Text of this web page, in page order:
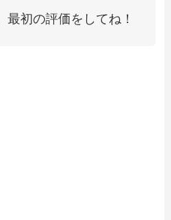
最初の評価をしてね！